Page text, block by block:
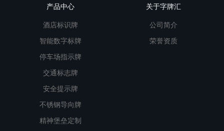
产品中心
酒店标识牌
智能数字标牌
停车场指示牌
交通标志牌
安全提示牌
不锈钢导向牌
精神堡垒定制
关于字牌汇
公司简介
荣誉资质